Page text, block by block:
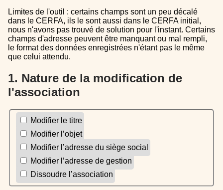
Limites de l'outil : certains champs sont un peu décalé
dans le CERFA, ils le sont aussi dans le CERFA initial,
nous n'avons pas trouvé de solution pour l'instant. Certains
champs d'adresse peuvent être manquant ou mal rempli,
le format des données enregistrées n'étant pas le même
que celui attendu.
1. Nature de la modification de
l'association
Modifier le titre
Modifier l’objet
Modifier l’adresse du siège social
Modifier l’adresse de gestion
Dissoudre l’association